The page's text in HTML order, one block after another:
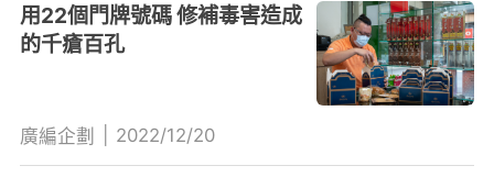
用22個門牌號碼 修補毒害造成
的千瘡百孔
廣編企劃 2022/12/20